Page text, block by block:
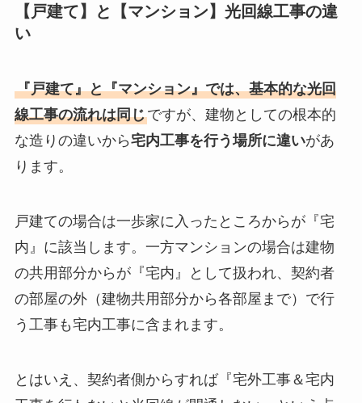
【戸建て】と【マンション】光回線工事の違
い
『戸建て』と『マンション』では、基本的な光回
線工事の流れは同じですが、建物としての根本的
な造りの違いから宅内工事を行う場所に違いがあ
ります。
戸建ての場合は一歩家に入ったところからが『宅
内』に該当します。一方マンションの場合は建物
の共用部分からが『宅内』として扱われ、契約者
の部屋の外（建物共用部分から各部屋まで）で行
う工事も宅内工事に含まれます。
とはいえ、契約者側からすれば『宅外工事＆宅内